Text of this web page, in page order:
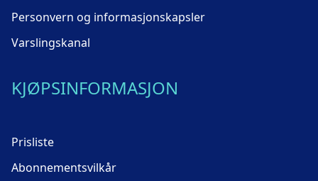
Personvern og informasjonskapsler
Varslingskanal
KJØPSINFORMASJON
Prisliste
Abonnementsvilkår